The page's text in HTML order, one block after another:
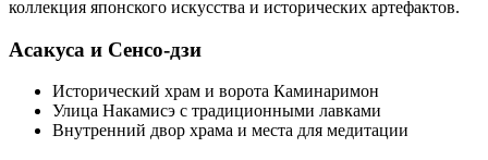
коллекция японского искусства и исторических артефактов.
Асакуса и Сенсо-дзи
Исторический храм и ворота Каминаримон
Улица Накамисэ с традиционными лавками
Внутренний двор храма и места для медитации